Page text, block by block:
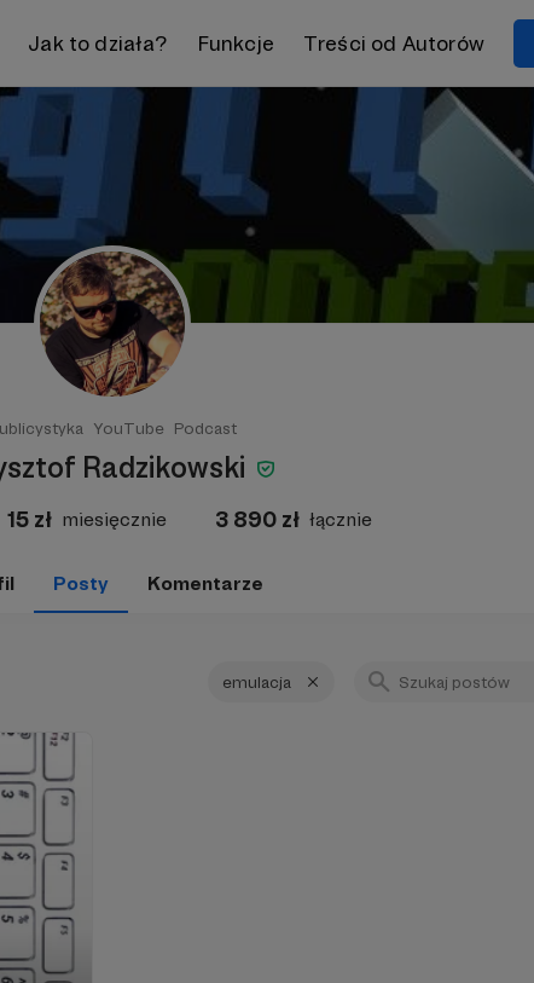
Jak to działa? Funkcje Treści od Autorów
YouTube Podcast
Radzikowski
15 zł miesięcznie 3 890 zł łącznie
Posty Komentarze
emulacja